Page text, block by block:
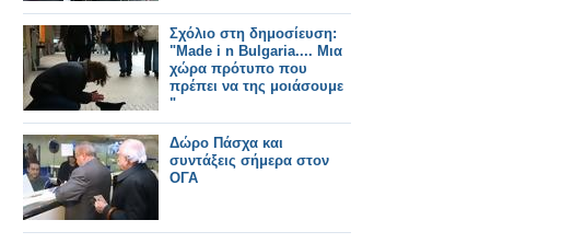
Σχόλιο στη δημοσίευση:
"Made i n Bulgaria.... Μια
χώρα πρότυπο που
πρέπει να της μοιάσουμε
"
Δώρο Πάσχα και
συντάξεις σήμερα στον
ΟΓΑ